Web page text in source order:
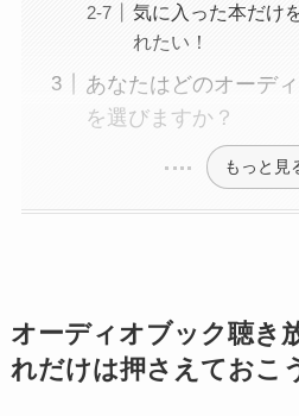
気に入った本だけ
れたい！
あなたはどのオーデ
を選びますか？
もっと見
オーディオブック聴き
れだけは押さえておこ